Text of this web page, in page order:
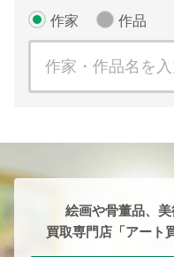
作家 作品
絵画や骨董品、美
買取専門店「アート